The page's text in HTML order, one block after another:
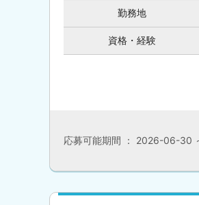
勤務地
資格・経験
応募可能期間 ： 2026-06-30